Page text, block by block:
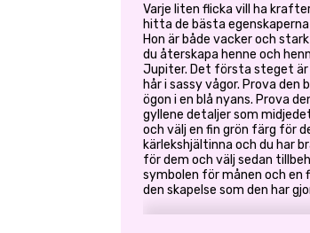
Varje liten flicka vill ha
hitta de bästa
Hon är både vacker och
du återskapa henne och
Jupiter. Det första steget
hår i sassy vågor. Prova
ögon i en blå nyans. Prova
gyllene detaljer som
och välj en fin grön färg för
kärlekshjältinna och du har
för dem och välj sedan
symbolen för månen och en
den skapelse som den har